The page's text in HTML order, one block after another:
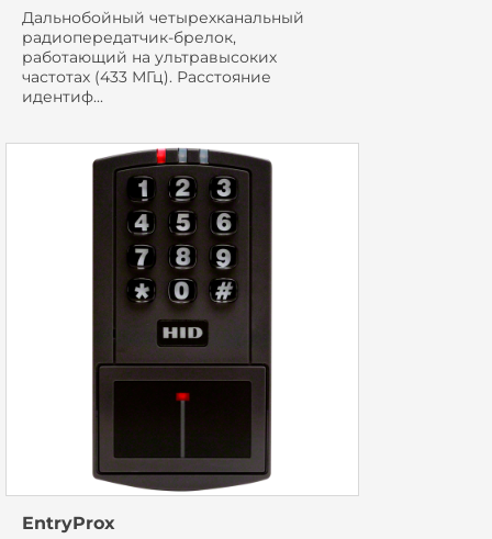
Дальнобойный четырехканальный
радиопередатчик-брелок,
работающий на ультравысоких
частотах (433 МГц). Расстояние
идентиф...
EntryProx